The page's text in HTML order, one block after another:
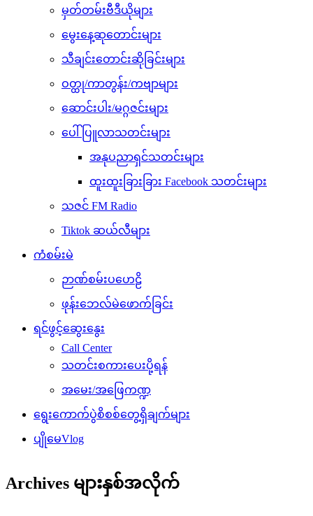
မှတ်တမ်းဗီဒီယိုများ
မွေးနေ့ဆုတောင်းများ
သီချင်းတောင်းဆိုခြင်းများ
ဝတ္ထု/ကာတွန်း/ကဗျာများ
ဆောင်းပါး/မဂ္ဂဇင်းများ
ပေါ်ပြူလာသတင်းများ
အနုပညာရှင်သတင်းများ
ထူးထူးခြားခြား Facebook သတင်းများ
သဇင် FM Radio
Tiktok ဆယ်လီများ
ကံစမ်းမဲ
ဉာဏ်စမ်းပဟေဠိ
ဖုန်းဘေလ်မဲဖောက်ခြင်း
ရင်ဖွင့်ဆွေးနွေး
Call Center
သတင်းစကားပေးပို့ရန်
အမေး/အဖြေကဏ္ဍ
ရွေးကောက်ပွဲစိစစ်တွေ့ရှိချက်များ
ပျိုမေVlog
Archives များနှစ်အလိုက်